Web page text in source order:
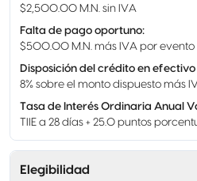
$2,500.00 M.N. sin IVA
Falta de pago oportuno:
$500.00 M.N. más IVA por evento
Disposición del crédito en
8% sobre el monto dispuesto más
Tasa de Interés Ordinaria Anual
TIIE a 28 días + 25.0 puntos
Elegibilidad